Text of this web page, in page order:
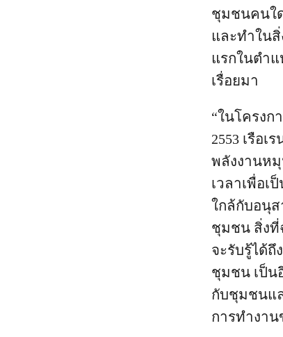
ชุมชนคนใด
และทำใน
แรกในตำแ
เรื่อยมา
“ในโครงก
2553 เรือ
พลังงานห
เวลาเพื่อเ
ใกล้กับอนุ
ชุมชน สิ่งที่
จะรับรู้ได้
ชุมชน เป็น
กับชุมชนแ
การทำงา